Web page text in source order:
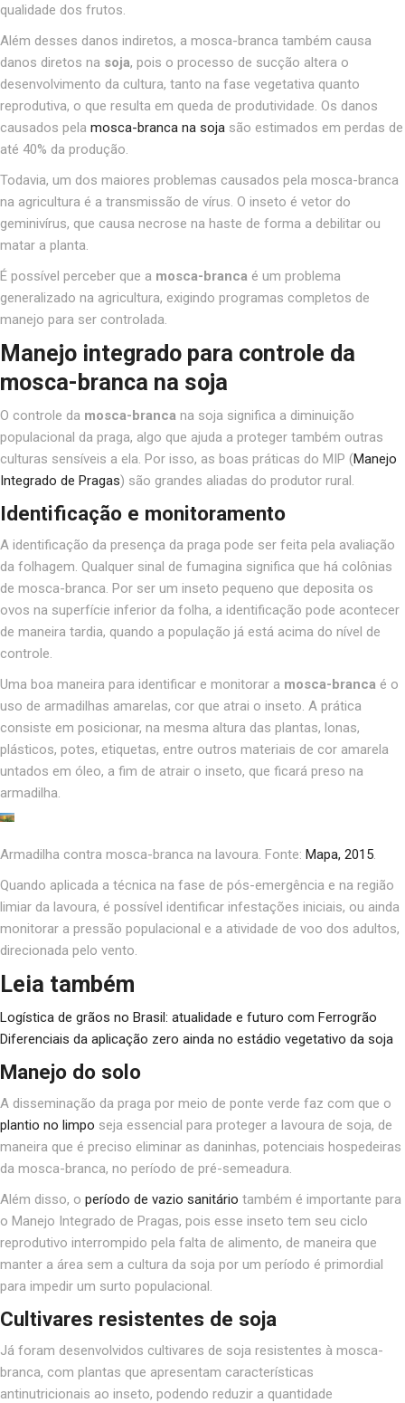
qualidade dos frutos.
Além desses danos indiretos, a mosca-branca também causa
danos diretos na soja, pois o processo de sucção altera o
desenvolvimento da cultura, tanto na fase vegetativa quanto
reprodutiva, o que resulta em queda de produtividade. Os danos
causados pela mosca-branca na soja são estimados em perdas de
até 40% da produção.
Todavia, um dos maiores problemas causados pela mosca-branca
na agricultura é a transmissão de vírus. O inseto é vetor do
geminivírus, que causa necrose na haste de forma a debilitar ou
matar a planta.
É possível perceber que a mosca-branca é um problema
generalizado na agricultura, exigindo programas completos de
manejo para ser controlada.
Manejo integrado para controle da
mosca-branca na soja
O controle da mosca-branca na soja significa a diminuição
populacional da praga, algo que ajuda a proteger também outras
culturas sensíveis a ela. Por isso, as boas práticas do MIP (Manejo
Integrado de Pragas) são grandes aliadas do produtor rural.
Identificação e monitoramento
A identificação da presença da praga pode ser feita pela avaliação
da folhagem. Qualquer sinal de fumagina significa que há colônias
de mosca-branca. Por ser um inseto pequeno que deposita os
ovos na superfície inferior da folha, a identificação pode acontecer
de maneira tardia, quando a população já está acima do nível de
controle.
Uma boa maneira para identificar e monitorar a mosca-branca é o
uso de armadilhas amarelas, cor que atrai o inseto. A prática
consiste em posicionar, na mesma altura das plantas, lonas,
plásticos, potes, etiquetas, entre outros materiais de cor amarela
untados em óleo, a fim de atrair o inseto, que ficará preso na
armadilha.
Armadilha contra mosca-branca na lavoura. Fonte: Mapa, 2015.
Quando aplicada a técnica na fase de pós-emergência e na região
limiar da lavoura, é possível identificar infestações iniciais, ou ainda
monitorar a pressão populacional e a atividade de voo dos adultos,
direcionada pelo vento.
Leia também
Logística de grãos no Brasil: atualidade e futuro com Ferrogrão
Diferenciais da aplicação zero ainda no estádio vegetativo da soja
Manejo do solo
A disseminação da praga por meio de ponte verde faz com que o
plantio no limpo seja essencial para proteger a lavoura de soja, de
maneira que é preciso eliminar as daninhas, potenciais hospedeiras
da mosca-branca, no período de pré-semeadura.
Além disso, o período de vazio sanitário também é importante para
o Manejo Integrado de Pragas, pois esse inseto tem seu ciclo
reprodutivo interrompido pela falta de alimento, de maneira que
manter a área sem a cultura da soja por um período é primordial
para impedir um surto populacional.
Cultivares resistentes de soja
Já foram desenvolvidos cultivares de soja resistentes à mosca-
branca, com plantas que apresentam características
antinutricionais ao inseto, podendo reduzir a quantidade